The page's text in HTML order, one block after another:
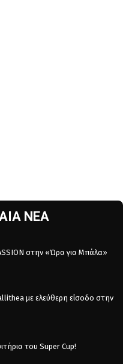
ΝΕΑ
στην «Ώρα για Μπάλα»
με ελεύθερη είσοδο στην
του Super Cup!